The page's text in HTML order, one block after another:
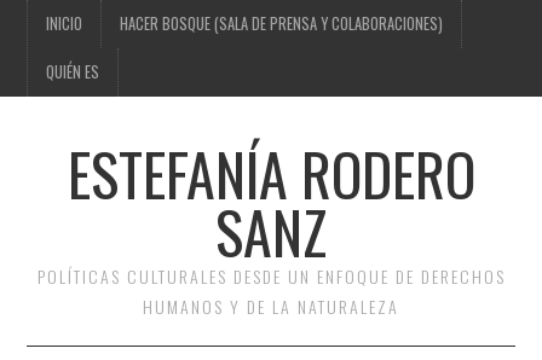
INICIO HACER BOSQUE (SALA DE PRENSA Y COLABORACIONES)
QUIÉN ES
ESTEFANÍA RODERO
SANZ
POLÍTICAS CULTURALES DESDE UN ENFOQUE DE DERECHOS
HUMANOS Y DE LA NATURALEZA